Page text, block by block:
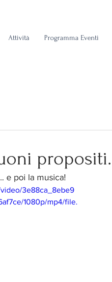
Attività Programma Eventi
propositi.
e poi la musica!
3e88ca_8ebe9
1080p/mp4/file.